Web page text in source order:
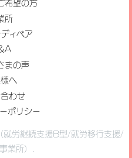
希望の方
所
ィベア
まの声
へ
わせ
ポリシー
労継続支援B型/就労移行支援/
業所）.